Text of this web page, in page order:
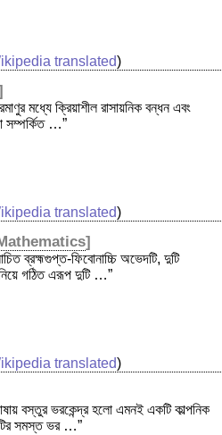
translated)
মধ্যে ক্রিয়াশীল রাসায়নিক বন্ধন এবং
সম্পর্কিত …”
translated)
]
ব্রহ্মগুপ্ত-ফিবোনাচ্চি অভেদটি, দুটি
নিয়ে গঠিত এরূপ দুটি …”
translated)
ভাষায় বস্তুর ভরকেন্দ্র হলো এমনই একটি কাল্পনিক
সমস্ত ভর …”